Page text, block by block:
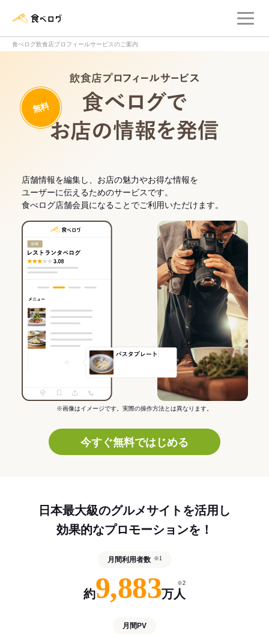
食べログ飲食店プロフィールサービスのご案内
無料
店舗情報を編集し、お店の魅力やお得な情報を
ユーザーに伝えるためのサービスです。
食べログ店舗会員になることでご利用いただけます。
※画像はイメージです。実際の操作方法とは異なります。
今すぐ無料ではじめる
日本最大級のグルメサイトを活用し
効果的なプロモーションを！
月間利用者数 ※1
約9,883万人
※2
月間PV